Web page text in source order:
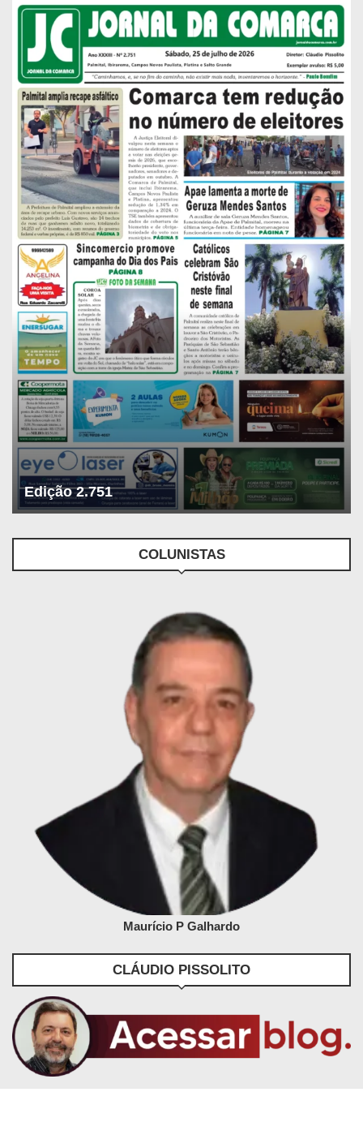
Edição 2.751
COLUNISTAS
Maurício P Galhardo
CLÁUDIO PISSOLITO